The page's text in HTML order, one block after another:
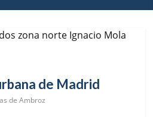
de Madrid
de Ambroz